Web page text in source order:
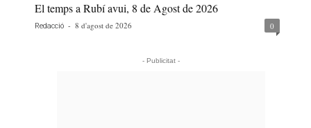
El temps a Rubí avui, 8 de Agost de 2026
Redacció - 8 d'agost de 2026 0
- Publicitat -